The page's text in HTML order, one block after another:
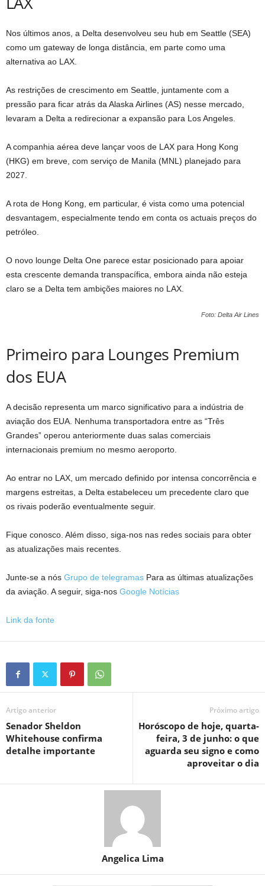
Nos últimos anos, a Delta desenvolveu seu hub em Seattle (SEA)
como um gateway de longa distância, em parte como uma
alternativa ao LAX.
As restrições de crescimento em Seattle, juntamente com a
pressão para ficar atrás da Alaska Airlines (AS) nesse mercado,
levaram a Delta a redirecionar a expansão para Los Angeles.
A companhia aérea deve lançar voos de LAX para Hong Kong
(HKG) em breve, com serviço de Manila (MNL) planejado para
2027.
A rota de Hong Kong, em particular, é vista como uma potencial
desvantagem, especialmente tendo em conta os actuais preços do
petróleo.
O novo lounge Delta One parece estar posicionado para apoiar
esta crescente demanda transpacífica, embora ainda não esteja
claro se a Delta tem ambições maiores no LAX.
Foto: Delta Air Lines
Primeiro para Lounges Premium
dos EUA
A decisão representa um marco significativo para a indústria de
aviação dos EUA. Nenhuma transportadora entre as “Três
Grandes” operou anteriormente duas salas comerciais
internacionais premium no mesmo aeroporto.
Ao entrar no LAX, um mercado definido por intensa concorrência e
margens estreitas, a Delta estabeleceu um precedente claro que
os rivais poderão eventualmente seguir.
Fique conosco. Além disso, siga-nos nas redes sociais para obter
as atualizações mais recentes.
Junte-se a nós Grupo de telegramas Para as últimas atualizações
da aviação. A seguir, siga-nos Google Notícias
Link da fonte
Artigo anterior
Senador Sheldon
Whitehouse confirma
detalhe importante
Próximo artigo
Horóscopo de hoje, quarta-
feira, 3 de junho: o que
aguarda seu signo e como
aproveitar o dia
Angelica Lima